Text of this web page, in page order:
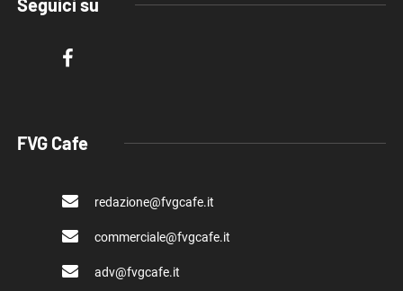
Seguici su
FVG Cafe
redazione@fvgcafe.it
commerciale@fvgcafe.it
adv@fvgcafe.it